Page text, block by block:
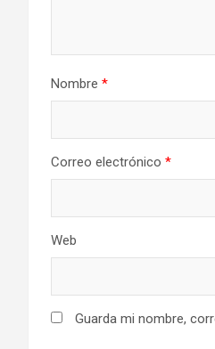
Nombre *
Correo electrónico *
Web
Guarda mi nombre,